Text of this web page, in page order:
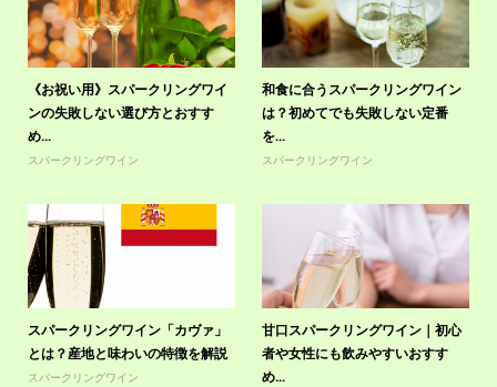
《お祝い用》スパークリングワイ
ンの失敗しない選び方とおすす
め...
スパークリングワイン
和食に合うスパークリングワイン
は？初めてでも失敗しない定番
を...
スパークリングワイン
スパークリングワイン「カヴァ」
とは？産地と味わいの特徴を解説
スパークリングワイン
甘口スパークリングワイン｜初心
者や女性にも飲みやすいおすす
め...